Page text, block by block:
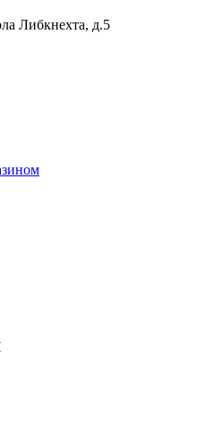
Либкнехта, д.5